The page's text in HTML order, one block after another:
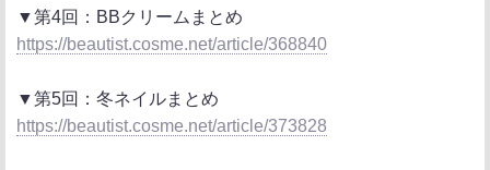
▼第4回：BBクリームまとめ
https://beautist.cosme.net/article/368840
▼第5回：冬ネイルまとめ
https://beautist.cosme.net/article/373828